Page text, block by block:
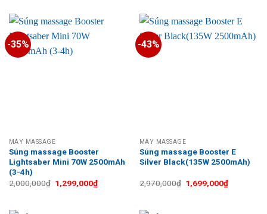
1,699,000₫.
-35%
MÁY MASSAGE
Súng massage Booster
Lightsaber Mini 70W 2500mAh
(3-4h)
2,000,000₫ Giá
gốc
1,299,000₫Giá
hiện
-43%
MÁY MASSAGE
Súng massage Booster E
Silver Black(135W 2500mAh)
2,970,000₫ Giá
gốc
1,699,000₫Giá
hiện